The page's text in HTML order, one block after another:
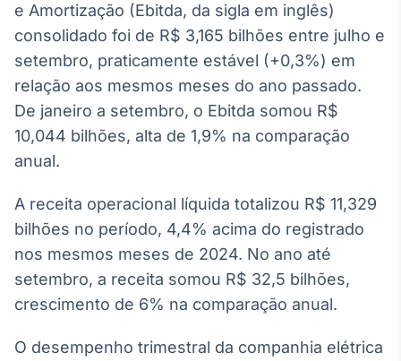
Broadcast
OTC
Plataforma para
negociação de
ativos
Broadcast
integração de
conteúdos e
dados
Broadcast
Ticker
notícias
e Amortização (Ebitda, da sigla em inglês)
consolidado foi de R$ 3,165 bilhões entre julho e
setembro, praticamente estável (+0,3%) em
relação aos mesmos meses do ano passado.
De janeiro a setembro, o Ebitda somou R$
10,044 bilhões, alta de 1,9% na comparação
anual.
A receita operacional líquida totalizou R$ 11,329
bilhões no período, 4,4% acima do registrado
nos mesmos meses de 2024. No ano até
setembro, a receita somou R$ 32,5 bilhões,
crescimento de 6% na comparação anual.
O desempenho trimestral da companhia elétrica